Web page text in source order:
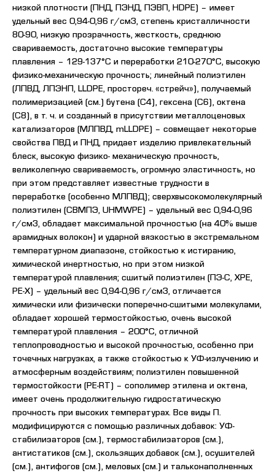
низкой плотности (ПНД, ПЭНД, ПЭВП, HDPE) – имеет
удельный вес 0,94-0,96 г/см3, степень кристалличности
80-90, низкую прозрачность, жесткость, среднюю
свариваемость, достаточно высокие температуры
плавления – 129-137°С и переработки 210-270°C, высокую
физико-механическую прочность; линейный полиэтилен
(ЛПВД, ЛПЭНП, LLDPE, простореч. «стрейч»), получаемый
полимеризацией (см.) бутена (С4), гексена (С6), октена
(С8), в т. ч. и созданный в присутствии металлоценовых
катализаторов (МЛПВД, mLLDPE) – совмещает некоторые
свойства ПВД и ПНД, придает изделию привлекательный
блеск, высокую физико- механическую прочность,
великолепную свариваемость, огромную эластичность, но
при этом представляет известные трудности в
переработке (особенно МЛПВД); сверхвысокомолекулярный
полиэтилен (СВМПЭ, UHMWPE) – удельный вес 0,94-0,96
г/см3, обладает максимальной прочностью (на 40% выше
арамидных волокон) и ударной вязкостью в экстремальном
температурном диапазоне, стойкостью к истиранию,
химической инертностью, но при этом низкой
температурой плавления; сшитый полиэтилен (ПЭ-С, XPE,
PE-X) – удельный вес 0,94-0,96 г/см3, отличается
химически или физически поперечно-сшитыми молекулами,
обладает хорошей термостойкостью, очень высокой
температурой плавления – 200°С, отличной
теплопроводностью и высокой прочностью, особенно при
точечных нагрузках, а также стойкостью к УФ-излучению и
атмосферным воздействиям; полиэтилен повышенной
термостойкости (PE-RT) – сополимер этилена и октена,
имеет очень продолжительную гидростатическую
прочность при высоких температурах. Все виды П.
модифицируются с помощью различных добавок: УФ-
стабилизаторов (см.), термостабилизаторов (см.),
антистатиков (см.), скользящих добавок (см.), осушителей
(см.), антифогов (см.), меловых (см.) и тальконаполненных